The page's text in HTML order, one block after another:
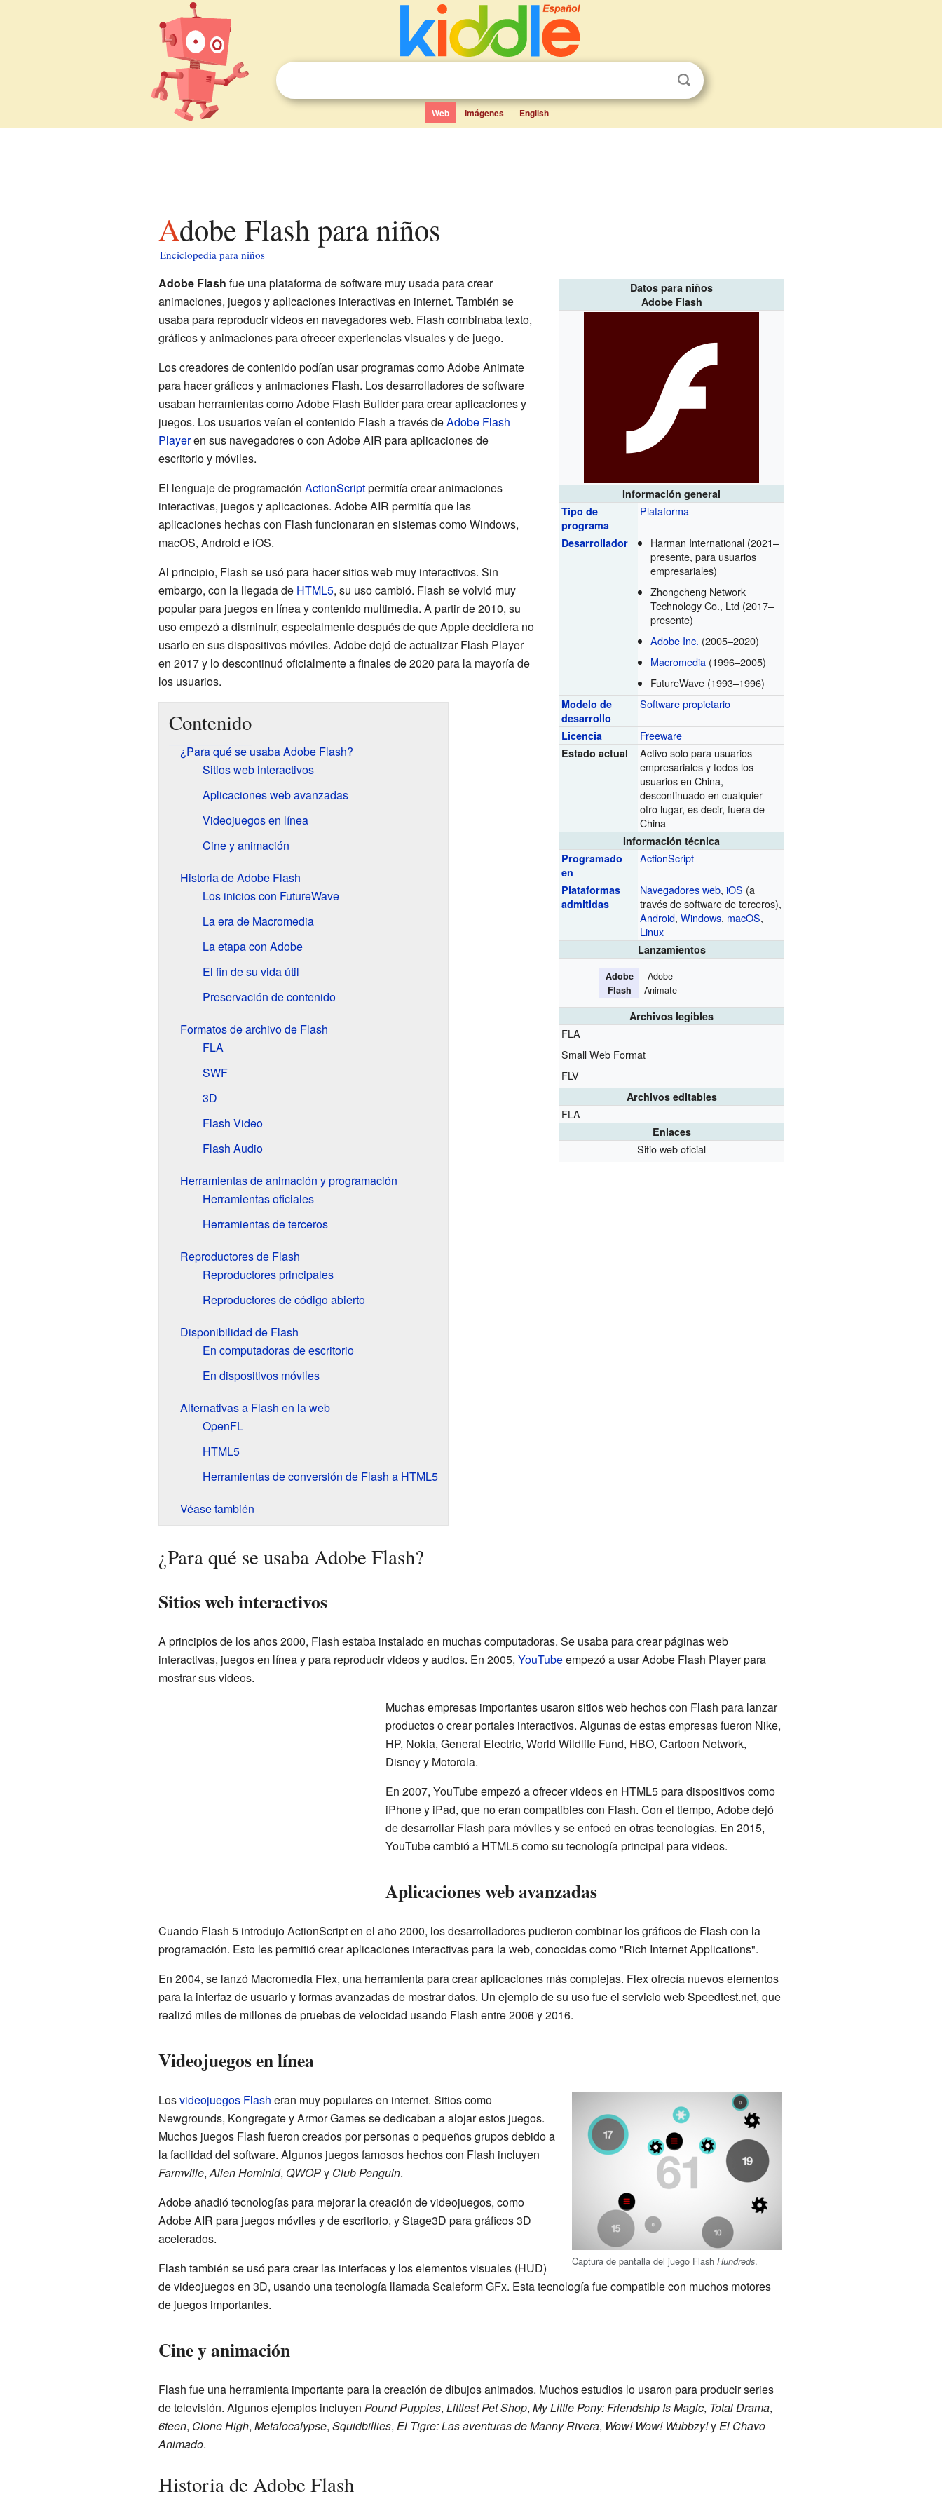
Web Imágenes English
Adobe Flash para niños
Enciclopedia para niños
Datos para niños
Adobe Flash
Información general
Tipo de
programa
Plataforma
Desarrollador
Harman International (2021–
presente, para usuarios
empresariales)
Zhongcheng Network
Technology Co., Ltd (2017–
presente)
Adobe Inc. (2005–2020)
Macromedia(1996–2005)
FutureWave (1993–1996)
Modelo de
desarrollo
Software propietario
Licencia Freeware
Estado actual
Activo solo para usuarios
empresariales y todos los
usuarios en China,
descontinuado en cualquier
otro lugar, es decir, fuera de
China
Información técnica
Programado
en
ActionScript
Plataformas
admitidas
Navegadores web,iOS (a
través de software de terceros),
Android,Windows, macOS,
Linux
Lanzamientos
Adobe
Flash
Adobe
Animate
Archivos legibles
FLA
Small Web Format
FLV
Archivos editables
FLA
Enlaces
Sitio web oficial
Adobe Flash fue una plataforma de software muy usada para crear
animaciones, juegos y aplicaciones interactivas en internet. También se
usaba para reproducir videos en navegadores web. Flash combinaba texto,
gráficos y animaciones para ofrecer experiencias visuales y de juego.
Los creadores de contenido podían usar programas como Adobe Animate
para hacer gráficos y animaciones Flash. Los desarrolladores de software
usaban herramientas como Adobe Flash Builder para crear aplicaciones y
juegos. Los usuarios veían el contenido Flash a través deAdobe Flash
Playeren sus navegadores o con Adobe AIR para aplicaciones de
escritorio y móviles.
El lenguaje de programación ActionScriptpermitía crear animaciones
interactivas, juegos y aplicaciones. Adobe AIR permitía que las
aplicaciones hechas con Flash funcionaran en sistemas como Windows,
macOS, Android e iOS.
Al principio, Flash se usó para hacer sitios web muy interactivos. Sin
embargo, con la llegada de HTML5, su uso cambió. Flash se volvió muy
popular para juegos en línea y contenido multimedia. A partir de 2010, su
uso empezó a disminuir, especialmente después de que Apple decidiera no
usarlo en sus dispositivos móviles. Adobe dejó de actualizar Flash Player
en 2017 y lo descontinuó oficialmente a finales de 2020 para la mayoría de
los usuarios.
Contenido
¿Para qué se usaba Adobe Flash?
Sitios web interactivos
Aplicaciones web avanzadas
Videojuegos en línea
Cine y animación
Historia de Adobe Flash
Los inicios con FutureWave
La era de Macromedia
La etapa con Adobe
El fin de su vida útil
Preservación de contenido
Formatos de archivo de Flash
FLA
SWF
3D
Flash Video
Flash Audio
Herramientas de animación y programación
Herramientas oficiales
Herramientas de terceros
Reproductores de Flash
Reproductores principales
Reproductores de código abierto
Disponibilidad de Flash
En computadoras de escritorio
En dispositivos móviles
Alternativas a Flash en la web
OpenFL
HTML5
Herramientas de conversión de Flash a HTML5
Véase también
¿Para qué se usaba Adobe Flash?
Sitios web interactivos
A principios de los años 2000, Flash estaba instalado en muchas computadoras. Se usaba para crear páginas web
interactivas, juegos en línea y para reproducir videos y audios. En 2005, YouTubeempezó a usar Adobe Flash Player para
mostrar sus videos.
Muchas empresas importantes usaron sitios web hechos con Flash para lanzar
productos o crear portales interactivos. Algunas de estas empresas fueron Nike,
HP, Nokia, General Electric, World Wildlife Fund, HBO, Cartoon Network,
Disney y Motorola.
En 2007, YouTube empezó a ofrecer videos en HTML5 para dispositivos como
iPhone y iPad, que no eran compatibles con Flash. Con el tiempo, Adobe dejó
de desarrollar Flash para móviles y se enfocó en otras tecnologías. En 2015,
YouTube cambió a HTML5 como su tecnología principal para videos.
Aplicaciones web avanzadas
Cuando Flash 5 introdujo ActionScript en el año 2000, los desarrolladores pudieron combinar los gráficos de Flash con la
programación. Esto les permitió crear aplicaciones interactivas para la web, conocidas como "Rich Internet Applications".
En 2004, se lanzó Macromedia Flex, una herramienta para crear aplicaciones más complejas. Flex ofrecía nuevos elementos
para la interfaz de usuario y formas avanzadas de mostrar datos. Un ejemplo de su uso fue el servicio web Speedtest.net, que
realizó miles de millones de pruebas de velocidad usando Flash entre 2006 y 2016.
Videojuegos en línea
Captura de pantalla del juego FlashHundreds.
Losvideojuegos Flash eran muy populares en internet. Sitios como
Newgrounds, Kongregate y Armor Games se dedicaban a alojar estos juegos.
Muchos juegos Flash fueron creados por personas o pequeños grupos debido a
la facilidad del software. Algunos juegos famosos hechos con Flash incluyen
Farmville,Alien Hominid, QWOPy Club Penguin.
Adobe añadió tecnologías para mejorar la creación de videojuegos, como
Adobe AIR para juegos móviles y de escritorio, y Stage3D para gráficos 3D
acelerados.
Flash también se usó para crear las interfaces y los elementos visuales (HUD)
de videojuegos en 3D, usando una tecnología llamada Scaleform GFx. Esta tecnología fue compatible con muchos motores
de juegos importantes.
Cine y animación
Flash fue una herramienta importante para la creación de dibujos animados. Muchos estudios lo usaron para producir series
de televisión. Algunos ejemplos incluyen Pound Puppies, Littlest Pet Shop, My Little Pony: Friendship Is Magic, Total Drama,
6teen, Clone High, Metalocalypse, Squidbillies, El Tigre: Las aventuras de Manny Rivera, Wow! Wow! Wubbzy!yEl Chavo
Animado.
Historia de Adobe Flash